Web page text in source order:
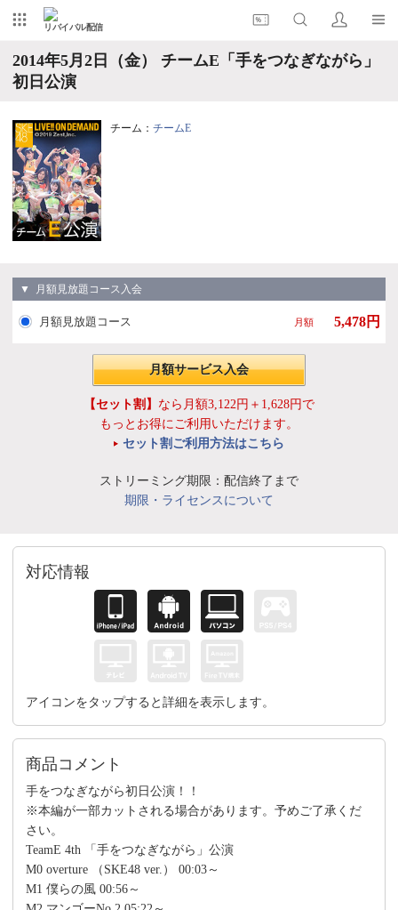
リバイバル配信
2014年5月2日（金） チームE「手をつなぎながら」
初日公演
チーム： チームE
▼ 月額見放題コース入会
月額見放題コース 月額 5,478円
月額サービス入会
【セット割】 なら月額3,122円＋1,628円で
もっとお得にご利用いただけます。
セット割ご利用方法はこちら
ストリーミング期限：配信終了まで
期限・ライセンスについて
対応情報
アイコンをタップすると詳細を表示します。
商品コメント
手をつなぎながら初日公演！！
※本編が一部カットされる場合があります。予めご了承くだ
さい。
TeamE 4th 「手をつなぎながら」公演
M0 overture （SKE48 ver.） 00:03～
M1 僕らの風 00:56～